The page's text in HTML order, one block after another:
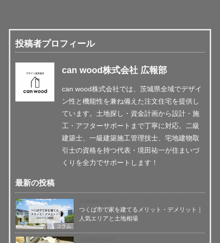
投稿者プロフィール
can wood株式会社 広報部
can wood株式会社では、茨城県全域でデザイ
ン性と機能性を兼ね備えた注文住宅を提供し
ています。土地探し・資金計画から設計・施
工・アフターサポートまで丁寧に対応。二級
建築士、一級建築施工管理技士、宅地建物取
引士の資格を持つ代表・境田祐一が住まいづ
くりを全力でサポートします！
最新の投稿
コラム
つくば市で家を建てるメリット・デメリット｜
人気エリアと土地相場